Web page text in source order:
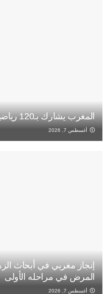
المغرب يشارك بـ120 رياضيا في دورة تارانتو 2026
أغسطس 7, 2026
إنجاز مغربي في أبحاث
المرض في مراحله الأولى
أغسطس 7, 2026